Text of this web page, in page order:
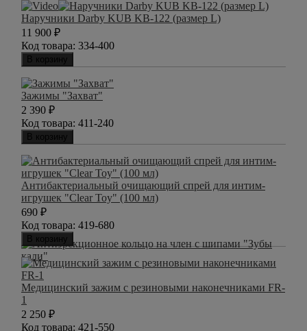
Наручники Darby KUB KB-122 (размер L)
11 900 ₽
Код товара: 334-400
В корзину
Зажимы "Захват"
2 390 ₽
Код товара: 411-240
В корзину
Антибактериальный очищающий спрей для интим-
игрушек "Clear Toy" (100 мл)
690 ₽
Код товара: 419-680
В корзину
Медицинский зажим с резиновыми наконечниками FR-
1
2 250 ₽
Код товара: 421-550